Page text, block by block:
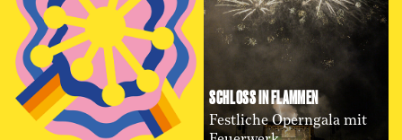
SCHLOSS IN FLAMMEN
Festliche Operngala mit